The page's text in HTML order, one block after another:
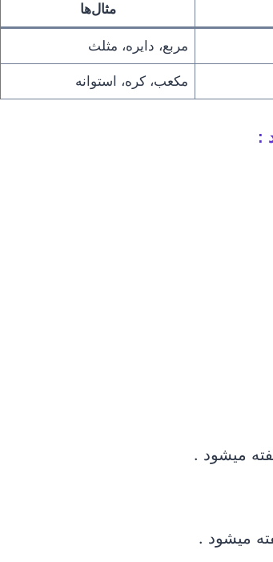
مثال‌ها
مربع، دایره، مثلث
مکعب، کره، استوانه
:
میشود .
میشود .